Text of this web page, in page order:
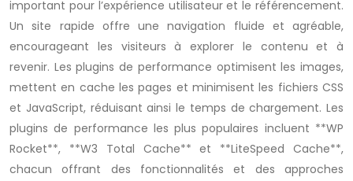
important pour l’expérience utilisateur et le référencement.
Un site rapide offre une navigation fluide et agréable,
encourageant les visiteurs à explorer le contenu et à
revenir. Les plugins de performance optimisent les images,
mettent en cache les pages et minimisent les fichiers CSS
et JavaScript, réduisant ainsi le temps de chargement. Les
plugins de performance les plus populaires incluent **WP
Rocket**, **W3 Total Cache** et **LiteSpeed Cache**,
chacun offrant des fonctionnalités et des approches